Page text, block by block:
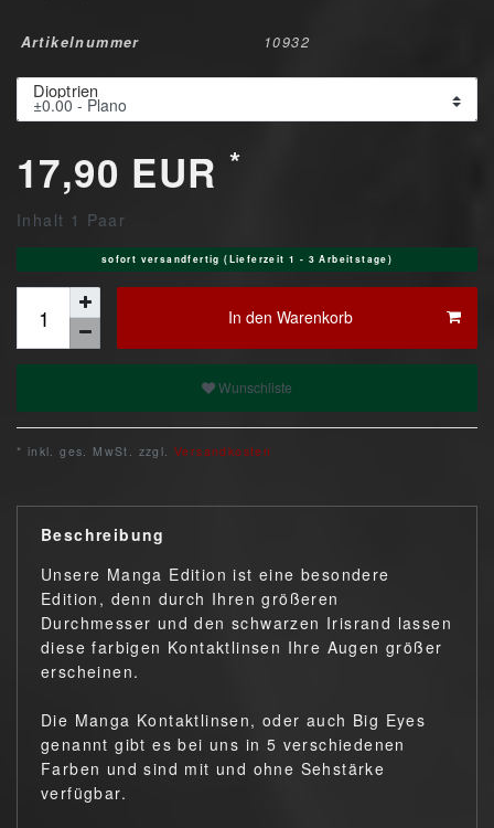
Artikelnummer 10932
Dioptrien
17,90 EUR *
Inhalt 1 Paar
sofort versandfertig (Lieferzeit 1 - 3 Arbeitstage)
In den Warenkorb
Wunschliste
* inkl. ges. MwSt. zzgl. Versandkosten
Beschreibung
Unsere Manga Edition ist eine besondere
Edition, denn durch Ihren größeren
Durchmesser und den schwarzen Irisrand lassen
diese farbigen Kontaktlinsen Ihre Augen größer
erscheinen.
Die Manga Kontaktlinsen, oder auch Big Eyes
genannt gibt es bei uns in 5 verschiedenen
Farben und sind mit und ohne Sehstärke
verfügbar.